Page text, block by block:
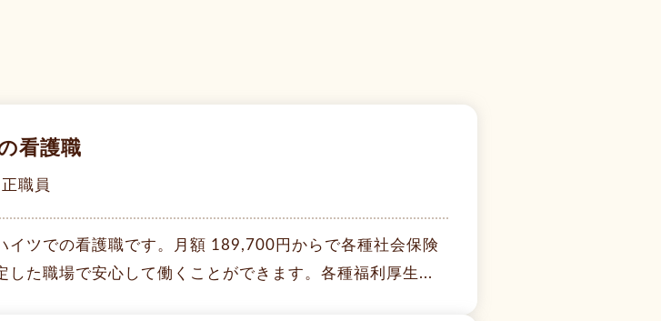
看護職
正職員
イツでの看護職です。月額 189,700円からで各種社会保険
た職場で安心して働くことができます。各種福利厚生...